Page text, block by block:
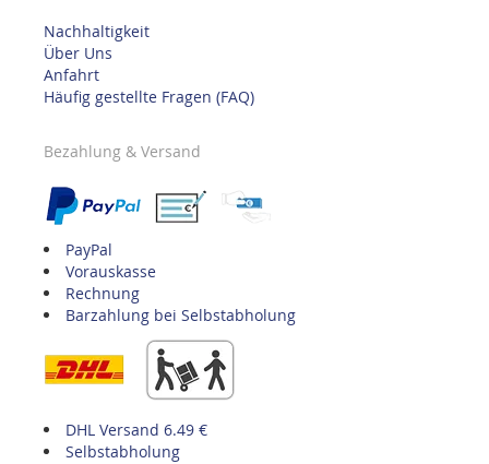
Nachhaltigkeit
Über Uns
Anfahrt
Häufig gestellte Fragen (FAQ)
Bezahlung & Versand
PayPal
Vorauskasse
Rechnung
Barzahlung bei Selbstabholung
DHL Versand 6.49 €
Selbstabholung